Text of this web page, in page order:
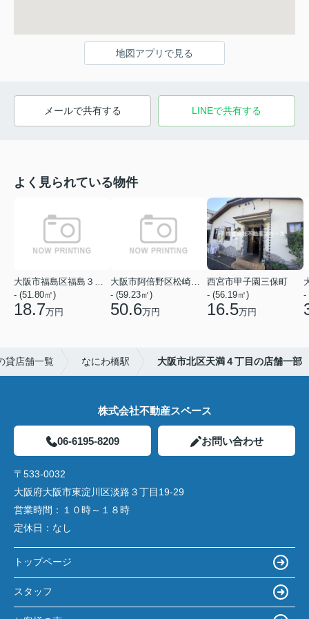
地図アプリで見る
メールで共有する LINEで共有する
よく見られている物件
- (51.80㎡)
18.7万円
- (59.23㎡)
50.6万円
西宮市甲子園三保町
- (56.19㎡)
16.5万円
-
貸店舗一覧 なにわ橋駅 大阪市北区天満４丁目の店舗一部
株式会社不動産スペース
06-6195-8209 お問い合わせ
〒533-0032
大阪府大阪市東淀川区淡路３丁目19-29
営業時間： １０時～１８時
定休日： なし
トップページ
スタッフ